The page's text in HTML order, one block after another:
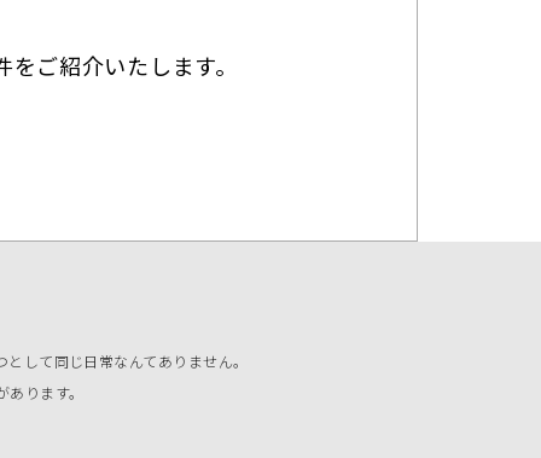
ご紹介いたします。
して同じ日常なんてありません。
ります。